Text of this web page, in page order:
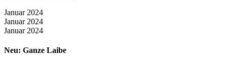
Januar 2024
Januar 2024
Januar 2024
Neu: Ganze Laibe